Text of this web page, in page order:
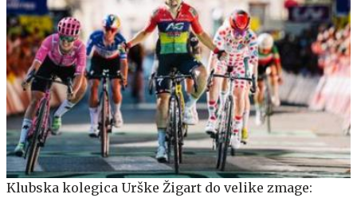
Klubska kolegica Urške Žigart do velike zmage: